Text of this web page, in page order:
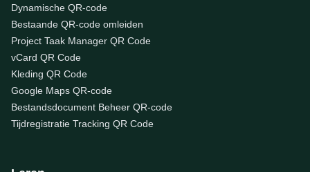
Dynamische QR-code
Bestaande QR-code omleiden
Project Taak Manager QR Code
vCard QR Code
Kleding QR Code
Google Maps QR-code
Bestandsdocument Beheer QR-code
Tijdregistratie Tracking QR Code